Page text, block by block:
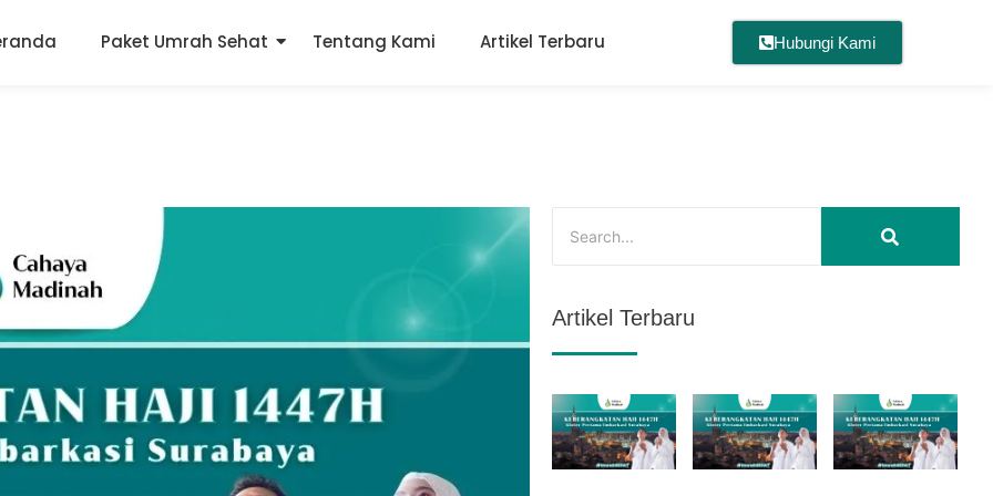
Paket Umrah Sehat Tentang Kami Artikel Terbaru Hubungi Kami
Artikel Terbaru